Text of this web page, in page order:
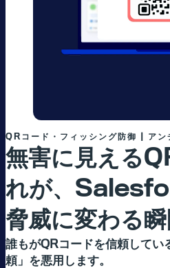
QR コード・フィッシング防御 | アン
無害に見える
れが、
脅威に変わる瞬
誰もがQRコードを信頼してい
頼」を悪用します。